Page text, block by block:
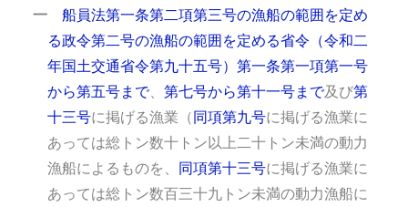
一 船員法第一条第二項第三号の漁船の範囲を定め
る政令第二号の漁船の範囲を定める省令（令和二
年国土交通省令第九十五号）第一条第一項第一号
から第五号まで、 第七号から第十一号まで及び第
十三号に掲げる漁業（同項第九号に掲げる漁業に
あっては総トン数十トン以上二十トン未満の動力
漁船によるものを、 同項第十三号に掲げる漁業に
あっては総トン数百三十九トン未満の動力漁船に